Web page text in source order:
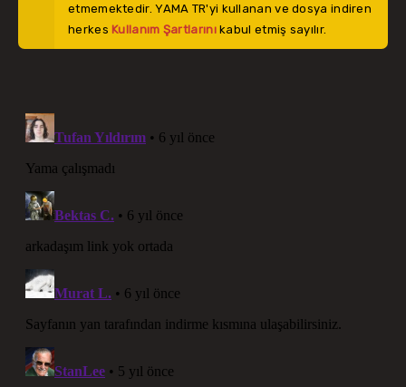
etmemektedir. YAMA TR'yi kullanan ve dosya indiren
herkes Kullanım Şartlarınıkabul etmiş sayılır.